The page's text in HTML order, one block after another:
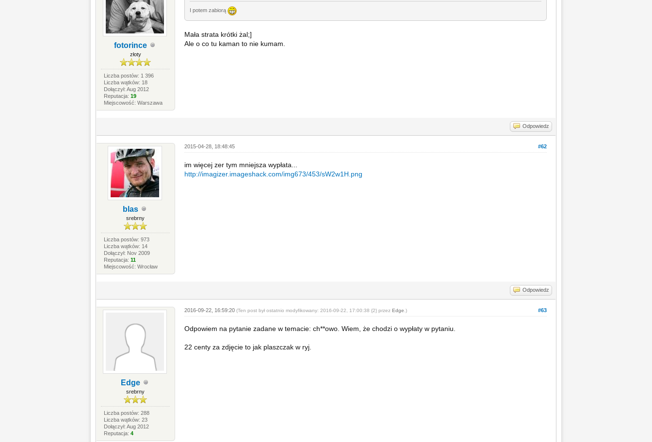
fotorince
złoty
Liczba postów: 1 396
Liczba wątków: 18
Dołączył: Aug 2012
Reputacja:19
Miejscowość: Warszawa
I potem zabiorą
Mała strata krótki żal;]
Ale o co tu kaman to nie kumam.
Odpowiedz
blas
srebrny
Liczba postów: 973
Liczba wątków: 14
Dołączył: Nov 2009
Reputacja:11
Miejscowość: Wrocław
#62
2015-04-28, 18:48:45
im więcej zer tym mniejsza wypłata...
http://imagizer.imageshack.com/img673/453/sW2w1H.png
Odpowiedz
Edge
srebrny
Liczba postów: 288
Liczba wątków: 23
Dołączył: Aug 2012
Reputacja:4
#63
2016-09-22, 16:59:20 (Ten post był ostatnio modyfikowany: 2016-09-22, 17:00:38 {2} przez Edge .)
Odpowiem na pytanie zadane w temacie: ch**owo. Wiem, że chodzi o wypłaty w pytaniu.
22 centy za zdjęcie to jak plaszczak w ryj.